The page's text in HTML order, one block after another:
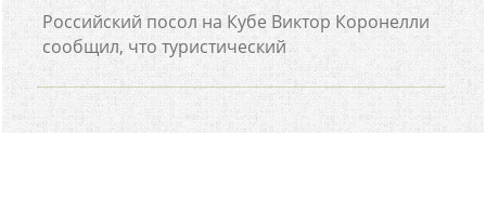
Российский посол на Кубе Виктор Коронелли
сообщил, что туристический